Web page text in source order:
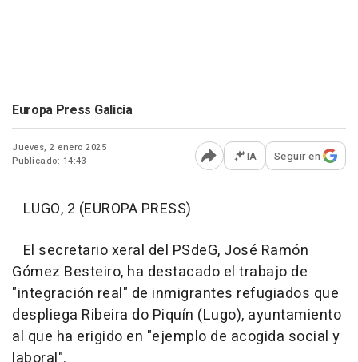
Europa Press Galicia
Jueves, 2 enero 2025
Publicado: 14:43
Abrir opciones para
IA Seguir en
LUGO, 2 (EUROPA PRESS)
El secretario xeral del PSdeG, José Ramón
Gómez Besteiro, ha destacado el trabajo de
"integración real" de inmigrantes refugiados que
despliega Ribeira do Piquín (Lugo), ayuntamiento
al que ha erigido en "ejemplo de acogida social y